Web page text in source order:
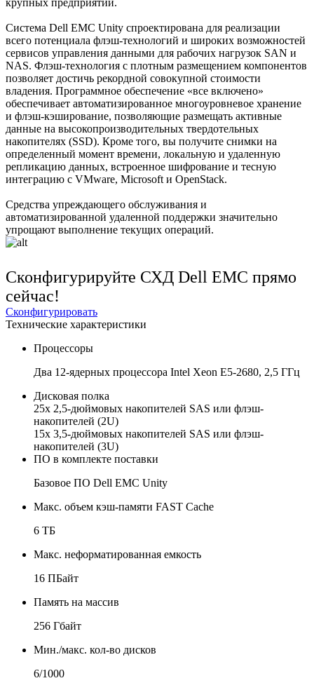
Система Dell EMC Unity спроектирована для реализации
всего потенциала флэш-технологий и широких возможностей
сервисов управления данными для рабочих нагрузок SAN и
NAS. Флэш-технология с плотным размещением компонентов
позволяет достичь рекордной совокупной стоимости
владения. Программное обеспечение «все включено»
обеспечивает автоматизированное многоуровневое хранение
и флэш-кэширование, позволяющие размещать активные
данные на высокопроизводительных твердотельных
накопителях (SSD). Кроме того, вы получите снимки на
определенный момент времени, локальную и удаленную
репликацию данных, встроенное шифрование и тесную
интеграцию с VMware, Microsoft и OpenStack.
Средства упреждающего обслуживания и
автоматизированной удаленной поддержки значительно
упрощают выполнение текущих операций.
Сконфигурируйте СХД Dell EMC прямо
сейчас!
Сконфигурировать
Технические характеристики
Процессоры
Два 12-ядерных процессора Intel Xeon E5-2680, 2,5 ГГц
Дисковая полка
25х 2,5-дюймовых накопителей SAS или флэш-
накопителей (2U)
15х 3,5-дюймовых накопителей SAS или флэш-
накопителей (3U)
ПО в комплекте поставки
Базовое ПО Dell EMC Unity
Макс. объем кэш-памяти FAST Cache
6 ТБ
Макс. неформатированная емкость
16 ПБайт
Память на массив
256 Гбайт
Мин./макс. кол-во дисков
6/1000